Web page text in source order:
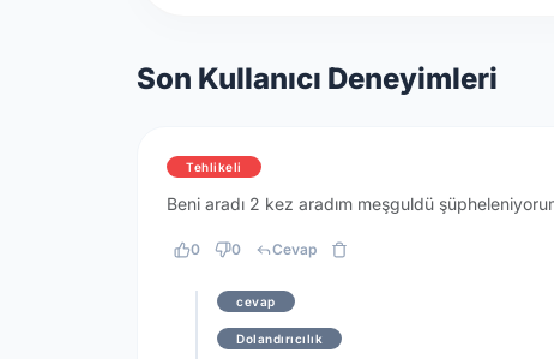
Son Kullanıcı Deneyimleri
Tehlikeli
Beni aradı 2 kez aradım meşguldü
0 0 Cevap
cevap
Dolandırıcılık